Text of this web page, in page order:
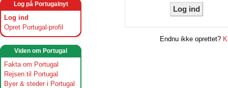
Log på Portugalnyt
Log ind
Opret Portugal-profil
Viden om Portugal
Fakta om Portugal
Rejsen til Portugal
Byer & steder i Portugal
Log ind
Endnu ikke oprettet?